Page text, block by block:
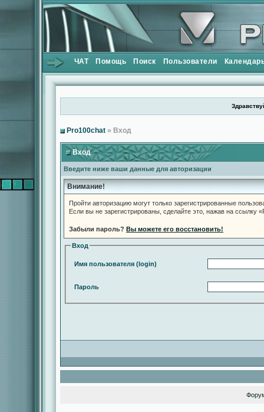
ЧАТ Помощь Поиск Пользователи
Pro100chat » Вход
Вход
Введите ниже ваши данные для авторизации
Внимание!
Пройти авторизацию могут только зарегистрированные
Если вы не зарегистрированы, сделайте это, нажав на ссылку
Забыли пароль? Вы можете его восстановить!
Вход
Имя пользователя (login)
Пароль